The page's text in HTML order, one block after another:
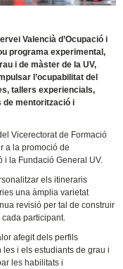
Valencià d’Ocupació i
programa experimental,
i de màster de la UV,
l’ocupabilitat del
tallers experiencials,
de mentorització i
Vicerectorat de Formació
a la promoció de
i la Fundació General UV.
els itineraris
una àmplia varietat
revisió per tal de construir
participant.
afegit dels perfils
i els estudiants de grau i
les habilitats i